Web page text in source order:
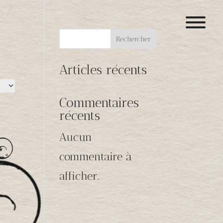
Rechercher
Articles récents
Commentaires
récents
Aucun
commentaire à
afficher.